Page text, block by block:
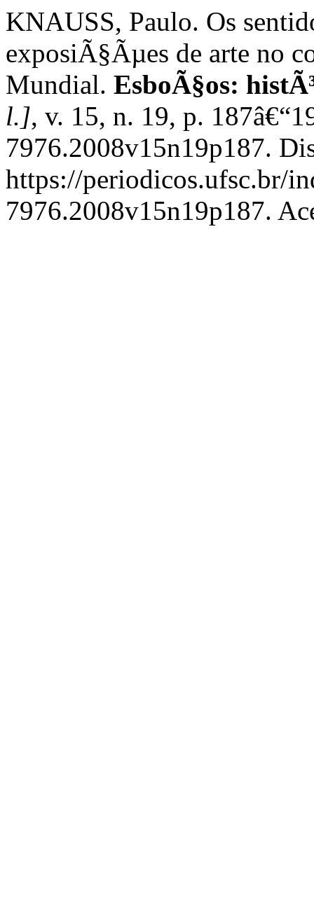
KNAUSS, Paulo. Os
exposiÃ§Ãµes de arte no
Mundial. EsboÃ§os:
l.], v. 15, n. 19, p.
7976.2008v15n19p187.
https://periodicos.ufsc.br/
7976.2008v15n19p187.